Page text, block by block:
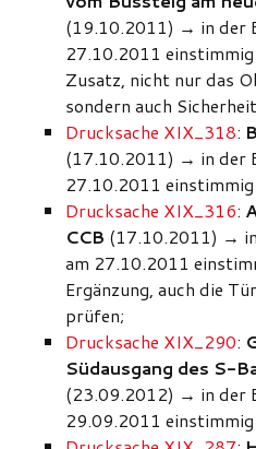
(19.10.2011) → in der
27.10.2011
Zusatz, nicht nur das
sondern auch
Drucksache XIX_318:
(17.10.2011) → in der
27.10.2011 einstimmig
Drucksache XIX_316:
CCB (17.10.2011) →
am 27.10.2011
Ergänzung, auch die
prüfen;
Drucksache XIX_290:
Südausgang des S-
(23.09.2012) → in der
29.09.2011 einstimmig